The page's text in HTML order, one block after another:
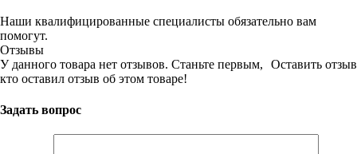
Наши квалифицированные специалисты обязательно вам
помогут.
Отзывы
Оставить отзыв
У данного товара нет отзывов. Станьте первым,
кто оставил отзыв об этом товаре!
Задать вопрос